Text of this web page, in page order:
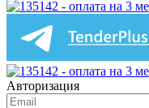
Авторизация